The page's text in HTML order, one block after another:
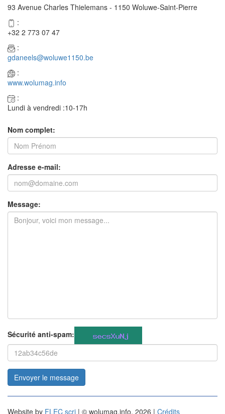
93 Avenue Charles Thielemans - 1150 Woluwe-Saint-Pierre
:
+32 2 773 07 47
:
gdaneels@woluwe1150.be
:
www.wolumag.info
:
Lundi à vendredi :10-17h
Nom complet:
Adresse e-mail:
Message:
Sécurité anti-spam:
Envoyer le message
Website by FLEC scri | © wolumag.info, 2026 | Crédits